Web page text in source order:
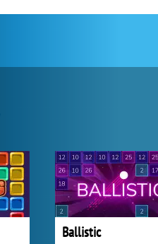
Ballistic